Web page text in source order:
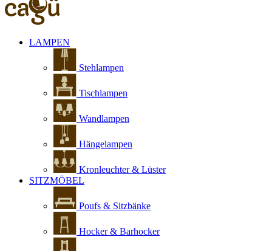
LAMPEN
Stehlampen
Tischlampen
Wandlampen
Hängelampen
Kronleuchter & Lüster
SITZMÖBEL
Poufs & Sitzbänke
Hocker & Barhocker